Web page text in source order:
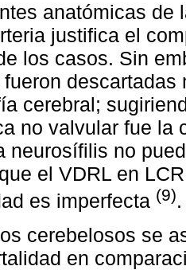
anatómicas de
justifica el
los casos. Sin
cerebral;
no valvular fue la
neurosífilis no
el VDRL en
es imperfecta (9)
cerebelosos se
en